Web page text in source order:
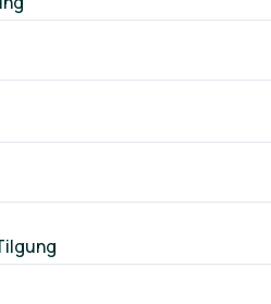
ve bir görüntüleme
Adress, an exclusive
of 3+1 and 4+1 apartments, we
an ideal location with easy
nearest bus stop
hospital
center of Düzce